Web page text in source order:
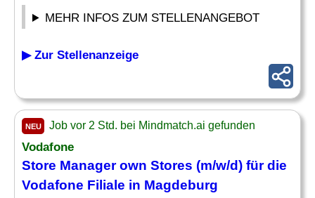
MEHR INFOS ZUM STELLENANGEBOT
▶ Zur Stellenanzeige
NEU Job vor 2 Std. bei Mindmatch.ai gefunden
Vodafone
Store Manager own Stores (m/w/d) für die
Vodafone Filiale in Magdeburg